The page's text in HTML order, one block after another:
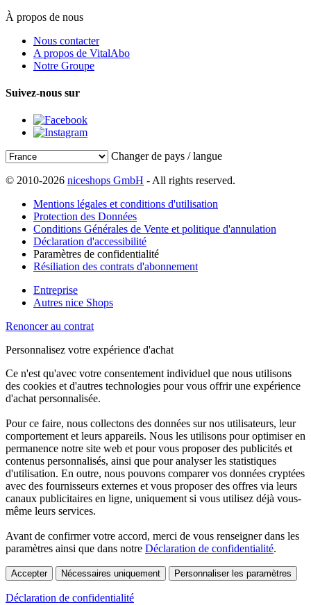
À propos de nous
Nous contacter
A propos de VitalAbo
Notre Groupe
Suivez-nous sur
Changer de pays / langue
© 2010-2026 niceshops GmbH - All rights reserved.
Mentions légales et conditions d'utilisation
Protection des Données
Conditions Générales de Vente et politique d'annulation
Déclaration d'accessibilité
Paramètres de confidentialité
Résiliation des contrats d'abonnement
Entreprise
Autres nice Shops
Renoncer au contrat
Personnalisez votre expérience d'achat
Ce n'est qu'avec votre consentement individuel que nous utilisons
des cookies et d'autres technologies pour vous offrir une expérience
d'achat personnalisée.
Pour ce faire, nous collectons des données sur nos utilisateurs, leur
comportement et leurs appareils. Nous les utilisons pour optimiser en
permanence notre site web et pour vous proposer des publicités et
contenus personnalisés, ainsi que pour analyser les statistiques
d'utilisation. En outre, nous pouvons comparer vos données cryptées
avec des fournisseurs externes et vous proposer des offres via leurs
canaux publicitaires en ligne, uniquement si vous utilisez déjà vous-
même leurs services.
Avant de confirmer votre accord, merci de vous renseigner dans les
paramètres ainsi que dans notre Déclaration de confidentialité.
Accepter Nécessaires uniquement Personnaliser les paramètres
Déclaration de confidentialité